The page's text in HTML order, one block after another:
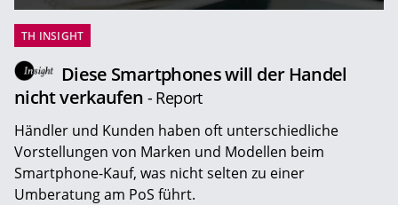
TH INSIGHT
Diese Smartphones will der Handel
nicht verkaufen - Report
Händler und Kunden haben oft unterschiedliche
Vorstellungen von Marken und Modellen beim
Smartphone-Kauf, was nicht selten zu einer
Umberatung am PoS führt.